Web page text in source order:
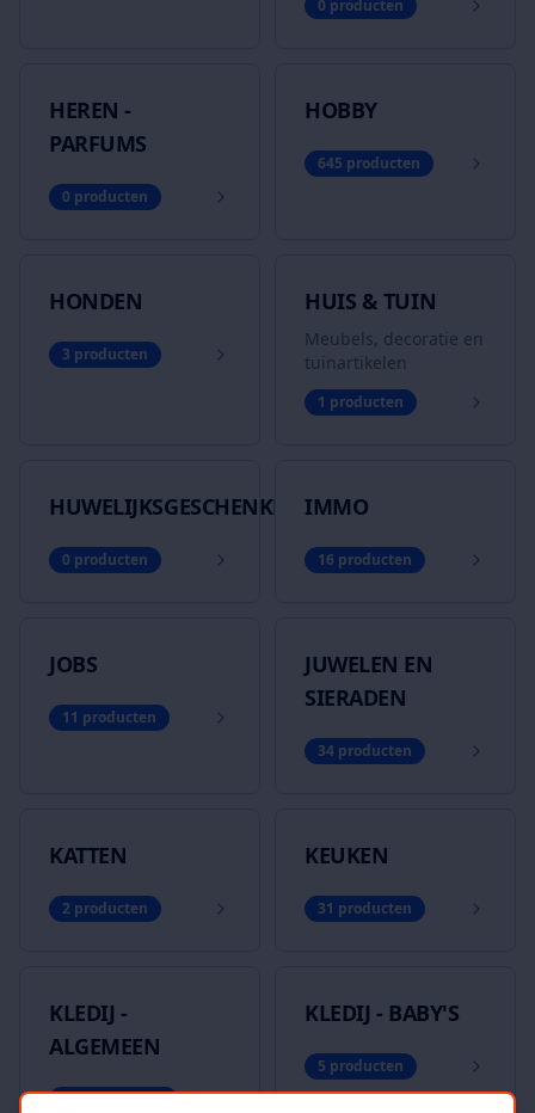
0 producten
HEREN -
PARFUMS
0 producten
HOBBY
645 producten
HONDEN
3 producten
HUIS & TUIN
Meubels, decoratie en
tuinartikelen
1 producten
HUWELIJKSGESCHENKEN
0 producten
IMMO
16 producten
JOBS
11 producten
JUWELEN EN
SIERADEN
34 producten
KATTEN
2 producten
KEUKEN
31 producten
KLEDIJ -
ALGEMEEN
122producten
KLEDIJ - BABY'S
5 producten